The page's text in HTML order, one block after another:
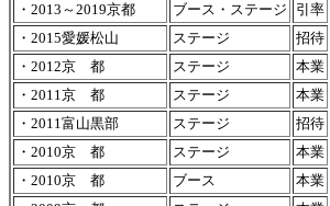
・2013～2019京都
ブース・ステージ 引率
・2015愛媛松山
ステージ 招待
・2012京 都
ステージ 本業
・2011京 都
ステージ 本業
・2011富山黒部
ステージ 招待
・2010京 都
ステージ 本業
・2010京 都
ブース 本業